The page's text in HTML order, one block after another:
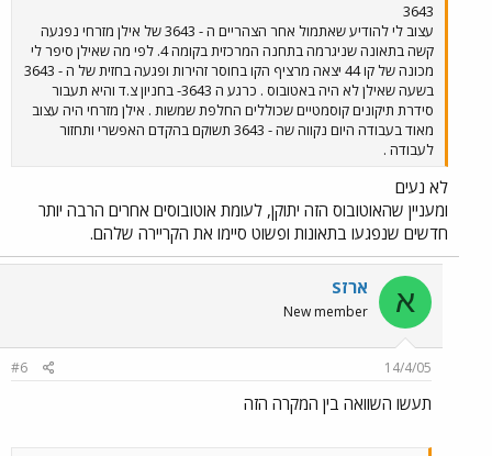
3643
עצוב לי להודיע שאתמול אחר הצהריים ה - 3643 של אילן מזרחי נפגעה
קשה בתאונה שניגרמה בתחנה המרכזית בקומה 4. לפי מה שאילן סיפר לי
מכונה של קו 44 יצאה מרציף הקו בחוסר זהירות ופגעה בחזית של ה - 3643
בשעה שאילן לא היה באטובוס . כרגע ה 3643- בחניון צ.ד והיא תעבור
סידרת תיקונים קוסמטיים שכוללים החלפת שמשות . אילן מזרחי היה עצוב
מאוד בעבודה היום נקווה שה - 3643 תשוקם בהקדם האפשרי ותחזור
לעבודה .
לא נעים
ומעניין שהאוטובוס הזה יתוקן, לעומת אוטובוסים אחרים הרבה יותר
חדשים שנפגעו בתאונות ופשוט סיימו את הקריירה שלהם.
א ארזS
New member
14/4/05
#6
תעשו השוואה בין המקרה הזה